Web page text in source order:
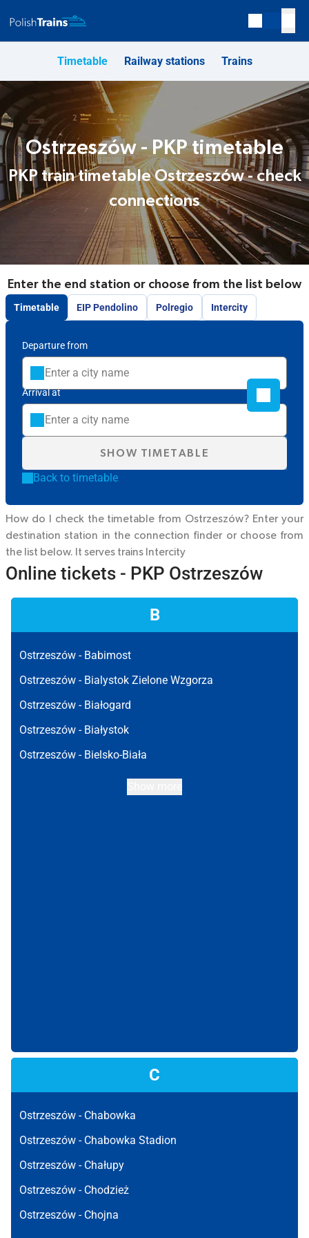
Timetable Railway stations Trains
Ostrzeszów - PKP timetable
PKP train timetable Ostrzeszów - check
connections
Enter the end station or choose from the list below
Timetable EIP Pendolino Polregio Intercity
Departure from
Arrival at
SHOW TIMETABLE
Back to timetable
How do I check the timetable from Ostrzeszów? Enter your
destination station in the connection finder or choose from
the list below. It serves trains Intercity
Online tickets - PKP Ostrzeszów
B
Ostrzeszów - Babimost
Ostrzeszów - Bialystok Zielone Wzgorza
Ostrzeszów - Białogard
Ostrzeszów - Białystok
Ostrzeszów - Bielsko-Biała
C
Ostrzeszów - Chabowka
Ostrzeszów - Chabowka Stadion
Ostrzeszów - Chałupy
Ostrzeszów - Chodzież
Ostrzeszów - Chojna